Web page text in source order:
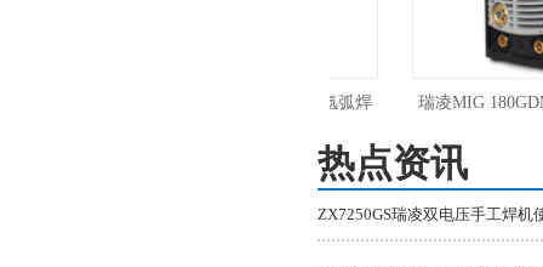
瑞凌脉冲焊铝MIG-180PGDM电焊氩弧焊 瑞凌MIG
体低飞溅气
热点资讯
ZX7250GS瑞凌双电压手工焊机